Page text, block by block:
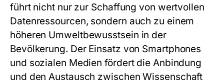
führt nicht nur zur Schaffung von wertvollen
Datenressourcen, sondern auch zu einem
höheren Umweltbewusstsein in der
Bevölkerung. Der Einsatz von Smartphones
und sozialen Medien fördert die Anbindung
und den Austausch zwischen Wissenschaft